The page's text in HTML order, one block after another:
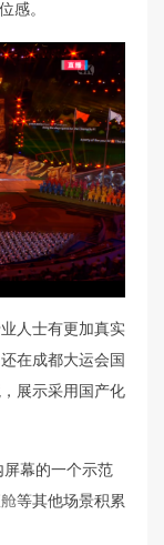
感。
人士有更加真实
在成都大运会国
展示采用国产化
幕的一个示范
等其他场景积累